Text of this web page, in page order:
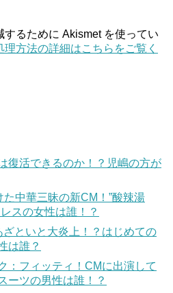
するために Akismet を使ってい
方法の詳細はこちらをご覧く
復活できるのか！？児嶋の方が
た中華三昧の新CM！”酸辣湯
スの女性は誰！？
といと大炎上！？はじめての
は誰？
：フィッティ！CMに出演して
ーツの男性は誰！？